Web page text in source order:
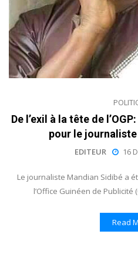
De l’exil à la tête de
pour le
EDITEUR 16
Le journaliste Mandian Sidibé a
l’Office Guinéen de Publicité
Read